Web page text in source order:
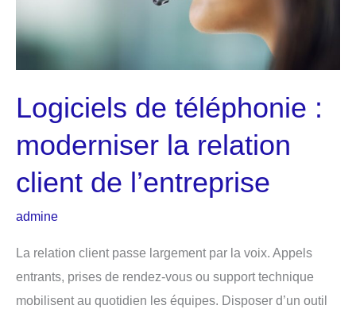
bons
profils
Logiciels de téléphonie :
moderniser la relation
client de l’entreprise
admine
La relation client passe largement par la voix. Appels
entrants, prises de rendez-vous ou support technique
mobilisent au quotidien les équipes. Disposer d’un outil